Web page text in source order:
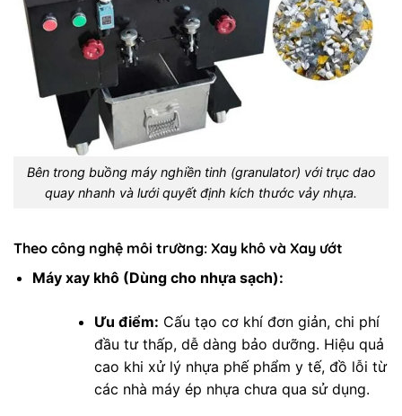
Bên trong buồng máy nghiền tinh (granulator) với trục dao
quay nhanh và lưới quyết định kích thước vảy nhựa.
Theo công nghệ môi trường: Xay khô và Xay ướt
Máy xay khô (Dùng cho nhựa sạch):
Ưu điểm: Cấu tạo cơ khí đơn giản, chi phí
đầu tư thấp, dễ dàng bảo dưỡng. Hiệu quả
cao khi xử lý nhựa phế phẩm y tế, đồ lỗi từ
các nhà máy ép nhựa chưa qua sử dụng.